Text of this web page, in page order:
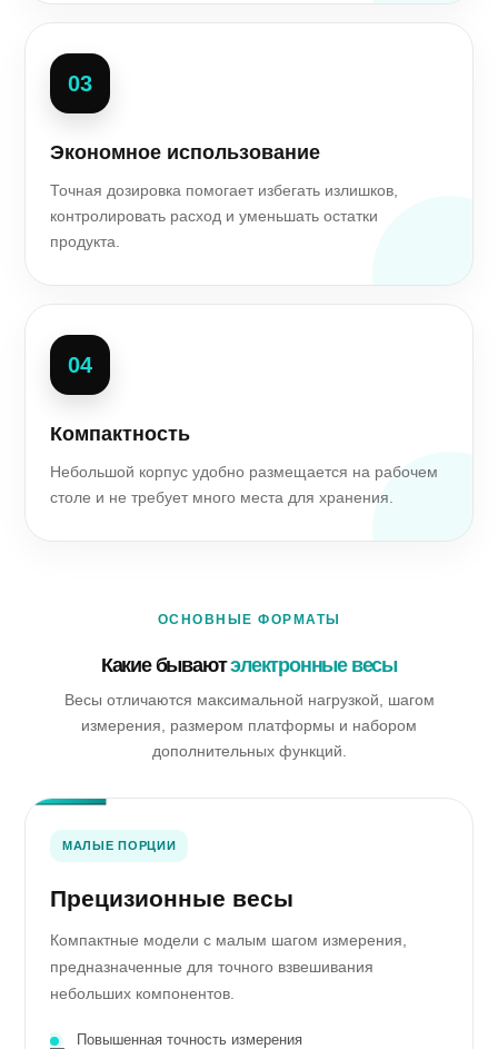
03
Экономное использование
Точная дозировка помогает избегать излишков,
контролировать расход и уменьшать остатки
продукта.
04
Компактность
Небольшой корпус удобно размещается на рабочем
столе и не требует много места для хранения.
ОСНОВНЫЕ ФОРМАТЫ
Какие бываютэлектронные весы
Весы отличаются максимальной нагрузкой, шагом
измерения, размером платформы и набором
дополнительных функций.
МАЛЫЕ ПОРЦИИ
Прецизионные весы
Компактные модели с малым шагом измерения,
предназначенные для точного взвешивания
небольших компонентов.
Повышенная точность измерения